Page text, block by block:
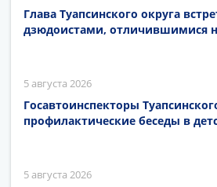
Глава Туапсинского округа
дзюдоистами, отличившимися
5 августа 2026
Госавтоинспекторы
профилактические беседы в
5 августа 2026